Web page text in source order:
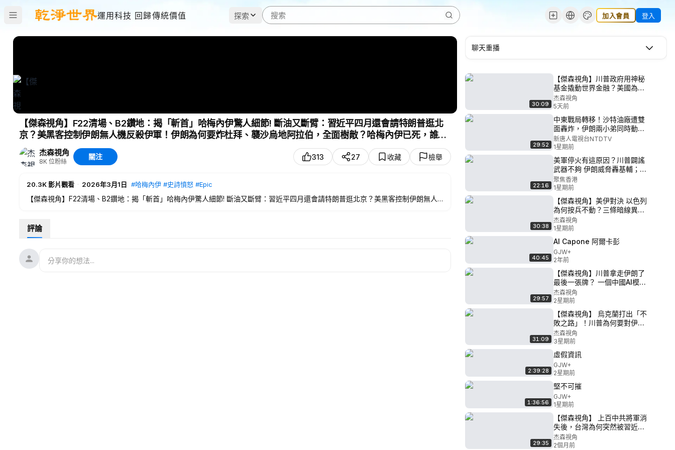
運用科技 回歸傳統價值 探索 加入會員 登入
【傑森視角】F22清場、B2鑽地：揭「斬首」哈梅內伊驚人細節! 斷油又斷臂：習近平四月還會請特朗普逛北
京？美黑客控制伊朗無人機反殺伊軍！伊朗為何要炸杜拜、襲沙烏地阿拉伯，全面樹敵？哈梅內伊已死，誰在
操控伊朗？
杰森視角
8K 位粉絲
關注 313 27 收藏 檢舉
20.3K影片觀看 · 2026年3月1日 #哈梅內伊 #史詩憤怒 #Epic
【傑森視角】F22清場、B2鑽地：揭「斬首」哈梅內伊驚人細節! 斷油又斷臂：習近平四月還會請特朗普逛北京？美黑客控制伊朗無人
#哈梅內伊
評論
聊天重播
30:09
【傑森視角】川普政府用神秘
基金撬動世界金融？美國為何
用歐元救日元？美財長被偷拍
並非意外？日本砸700億沒做
成 美國花100億就贏了！日圓
反彈將引發全球資金大逃亡？
13年前打壓日元的人 如今托舉
日元！
杰森視角
5天前
29:52
中東戰局轉移！沙特油廠遭雙
面轟炸，伊朗兩小弟同時動
手；以總理急訪美，談如何終
結戰爭？伊議員：中共衛星向
德黑蘭提供情報；普京再砸41
兆續命戰爭；大陸一月內3颱風
登陸；玉屏山火災獻忠｜#新唐
人
新唐人電視台NTDTV
1星期前
22:16
美軍停火有這原因？川普闢謠
武器不夠 伊朗威脅轟基輔；哈
爾格島亮紅燈！霍爾木茲驚傳
觸雷爆；：台灣無人機銷沙地
烏爆俄增兵 克島現捐款鬧劇
【今日看點】
聚焦香港
1星期前
30:38
【傑森視角】美伊對決 以色列
為何按兵不動？三條暗線異
動：一張撲向伊朗的網在中東
收緊！川普說：我相信普京，
轉身卻炸了個沒人注意的港
口！在這場表面混沌的戰爭背
後，川普已經贏了大半場！一
招看透川普戰爭底牌！
杰森視角
1星期前
40:45
Al Capone 阿爾卡彭
GJW+
2年前
29:57
【傑森視角】川普拿走伊朗了
最後一張牌？ 一個中國AI模型
如何撼動華爾街萬億神話？全
世界都誤讀了霍爾木茲海峽？
美軍用新的轟炸策略在塑造大
戰前的戰場？免費的最昂貴 習
近平想用開源模型顛覆的遠超
你我想！
杰森視角
2星期前
31:09
【傑森視角】 烏克蘭打出「不
敗之路」！川普為何要對伊朗
下狠手？美國飛彈炸出了「一
帶一路」致命傷！忍無可忍+史
無前例：阿拉伯多國聯手炸伊
朗！川普讓烏克蘭自己創造“愛
國者”，幫烏克蘭補全短板不是
唯一原因？
杰森視角
3星期前
2:39:28
虛假資訊
GJW+
2星期前
1:36:56
堅不可摧
GJW+
1星期前
29:35
【傑森視角】 上百中共將軍消
失後，台灣為何突然被習近平
釘死為中美焦點！川普沒賣
台，但是把它變成籌碼了？聯
杰森視角
2個月前